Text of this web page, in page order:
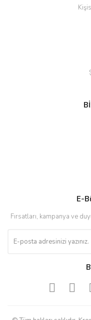
E-
Fırsatları, kampanya ve